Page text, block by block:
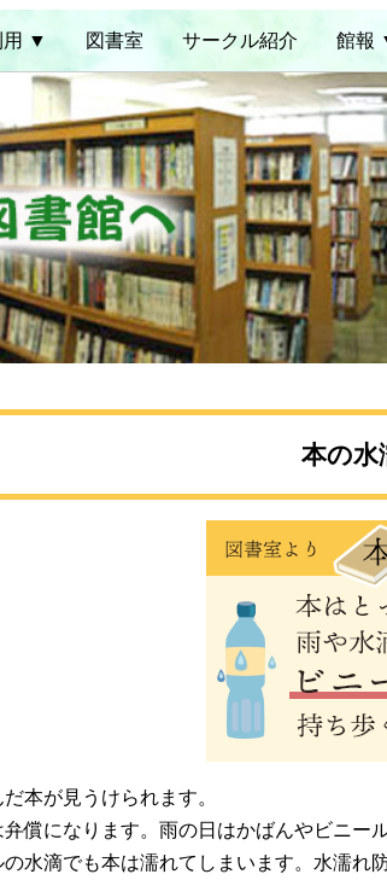
用 ▼ 図書室 サークル紹介 館報
本の水
本が見うけられます。
償になります。雨の日はかばんやビニー
水滴でも本は濡れてしまいます。水濡れ